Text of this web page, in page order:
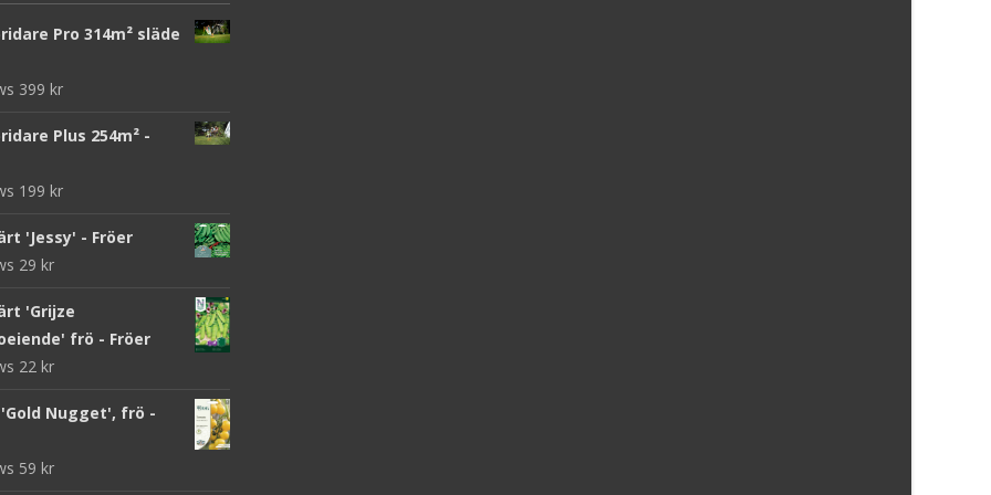
Pro 314m² släde
399 kr
Plus 254m² -
199 kr
'Jessy' - Fröer
29 kr
'Grijze
frö - Fröer
22 kr
Nugget', frö -
59 kr